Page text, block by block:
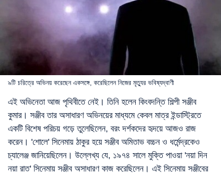
৯টি চরিত্রে অভিনয় করেছেন একসঙ্গে, করেছিলেন নিজের মৃত্যুর ভবিষ্যদ্বাণী
এই অভিনেতা আজ পৃথিবীতে নেই। তিনি হলেন কিংবদন্তি শিল্পী সঞ্জীব
কুমার। সঞ্জীব তার অসাধারণ অভিনয়ের মাধ্যমে কেবল মাত্র ইন্ডাস্ট্রিতে
একটি বিশেষ পরিচয় গড়ে তুলেছিলেন, বরং দর্শকদের হৃদয়ে আজও রাজ
করেন। 'শোলে' সিনেমায় ঠাকুর হয়ে সঞ্জীব অমিতাভ বচ্চন ও ধর্মেন্দ্রকেও
চ্যালেঞ্জ জানিয়েছিলেন। উল্লেখ্য যে, ১৯৭৪ সালে মুক্তি পাওয়া 'নয়া দিন
নয়া রাত' সিনেমায় সঞ্জীব অসাধারণ কাজ করেছিলেন। এই সিনেমায় সঞ্জীবের